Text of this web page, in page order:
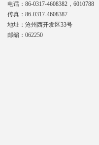
电话：86-0317-4608382，6010788
传真：86-0317-4608387
地址：沧州西开发区33号
邮编：062250